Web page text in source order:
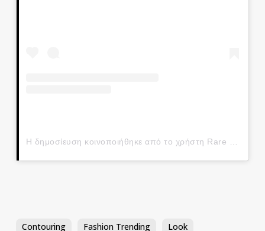
Contouring Fashion Trending Look